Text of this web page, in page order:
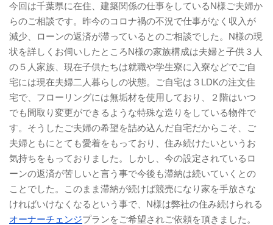
今回は千葉県に在住、建築関係の仕事をしているN様ご夫婦か
らのご相談です。昨今のコロナ禍の不況で仕事がなく収入が
減少、ローンの返済が滞っているとのご相談でした。N様の現
状を詳しくお伺いしたところN様の家族構成は夫婦と子供３人
の５人家族、現在子供たちは就職や学生寮に入寮などでご自
宅には現在夫婦二人暮らしの状態。ご自宅は３LDKの注文住
宅で、フローリングには無垢材を使用しており、２階はいつ
でも間取り変更ができるような特殊な造りをしている物件で
す。そうしたご夫婦の希望を詰め込んだ自宅だからこそ、ご
夫婦ともにとても愛着をもっており、住み続けたいというお
気持ちをもっておりました。しかし、今の設定されているロ
ーンの返済が苦しいと言う事で今後も滞納は続いていくとの
ことでした。このまま滞納が続けば競売になり家を手放さな
ければいけなくなるという事で、N様は弊社の住み続けられる
オーナーチェンジプランをご希望されご依頼を頂きました。